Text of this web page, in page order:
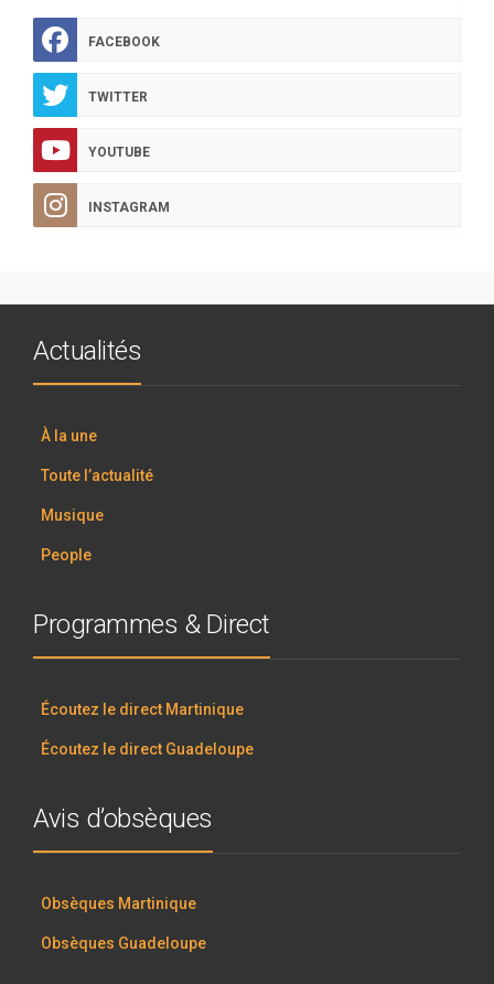
FACEBOOK
TWITTER
YOUTUBE
INSTAGRAM
Actualités
À la une
Toute l’actualité
Musique
People
Programmes & Direct
Écoutez le direct Martinique
Écoutez le direct Guadeloupe
Avis d’obsèques
Obsèques Martinique
Obsèques Guadeloupe